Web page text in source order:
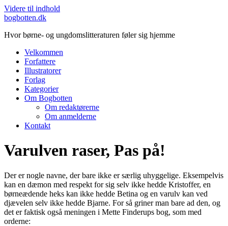
Videre til indhold
bogbotten.dk
Hvor børne- og ungdomslitteraturen føler sig hjemme
Velkommen
Forfattere
Illustratorer
Forlag
Kategorier
Om Bogbotten
Om redaktørerne
Om anmelderne
Kontakt
Varulven raser, Pas på!
Der er nogle navne, der bare ikke er særlig uhyggelige. Eksempelvis
kan en dæmon med respekt for sig selv ikke hedde Kristoffer, en
børneædende heks kan ikke hedde Betina og en varulv kan ved
djævelen selv ikke hedde Bjarne. For så griner man bare ad den, og
det er faktisk også meningen i Mette Finderups bog, som med
orderne: